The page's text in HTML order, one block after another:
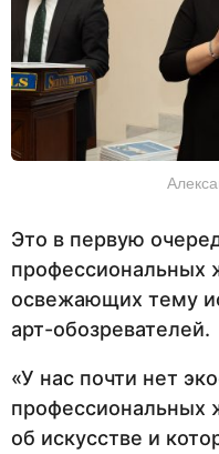
Это в первую
профессиональных
освежающих тему
арт-обозревателей.
«У нас почти нет
профессиональных
об искусстве и